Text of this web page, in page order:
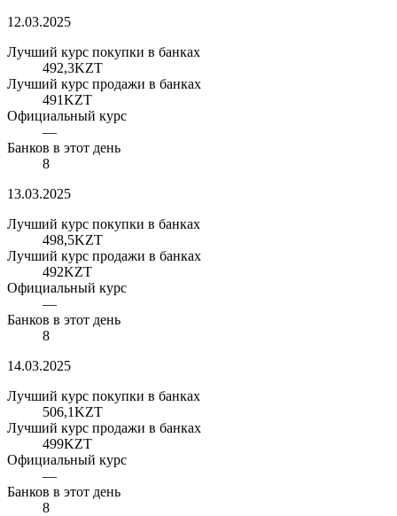
12.03.2025
Лучший курс покупки в банках
492,3KZT
Лучший курс продажи в банках
491KZT
Официальный курс
—
Банков в этот день
8
13.03.2025
Лучший курс покупки в банках
498,5KZT
Лучший курс продажи в банках
492KZT
Официальный курс
—
Банков в этот день
8
14.03.2025
Лучший курс покупки в банках
506,1KZT
Лучший курс продажи в банках
499KZT
Официальный курс
—
Банков в этот день
8